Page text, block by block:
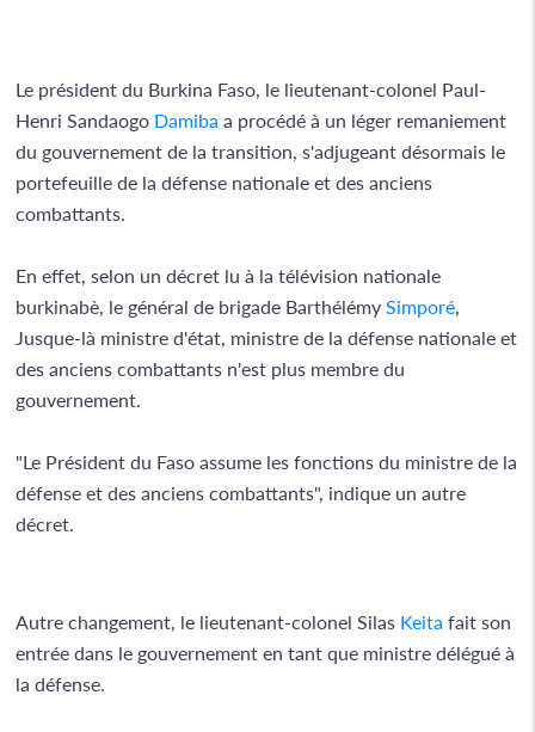
Le président du Burkina Faso, le lieutenant-colonel Paul-
Henri Sandaogo Damiba a procédé à un léger remaniement
du gouvernement de la transition, s'adjugeant désormais le
portefeuille de la défense nationale et des anciens
combattants.
En effet, selon un décret lu à la télévision nationale
burkinabè, le général de brigade BarthélémySimporé,
Jusque-là ministre d'état, ministre de la défense nationale et
des anciens combattants n'est plus membre du
gouvernement.
"Le Président du Faso assume les fonctions du ministre de la
défense et des anciens combattants", indique un autre
décret.
Autre changement, le lieutenant-colonel Silas Keita fait son
entrée dans le gouvernement en tant que ministre délégué à
la défense.